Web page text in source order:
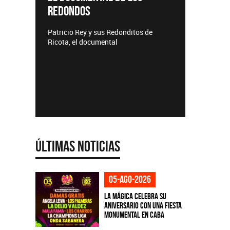
REDONDOS
Patricio Rey y sus Redonditos de
Ricota, el documental
Últimas Noticias
05-ago-2026
La Mágica celebra su
aniversario con una fiesta
monumental en CABA